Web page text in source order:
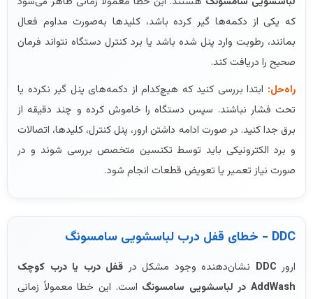
که یکی از دکمه‌ها گیر کرده باشد، کلیدها به‌صورت مداوم فعال
بمانند، رطوبت وارد پنل شده باشد یا برد کنترل دستگاه نتواند فرمان
صحیح را دریافت کند.
راه‌حل: ابتدا بررسی کنید که هیچ‌کدام از دکمه‌های پنل گیر نکرده یا
تحت فشار نباشند. سپس دستگاه را خاموش کرده و چند دقیقه از
برق جدا کنید. در صورت ادامه داشتن ارور، پنل کنترل، کلیدها، اتصالات
و برد الکترونیکی باید توسط تکنسین متخصص بررسی شوند و در
صورت نیاز تعمیر یا تعویض قطعات انجام شود.
DDC - خطای قفل درب لباسشویی سامسونگ
ارور DDC نشان‌دهنده وجود مشکل در قفل درب یا درب کوچک
AddWash در لباسشویی سامسونگ
است. این خطا معمولاً زمانی